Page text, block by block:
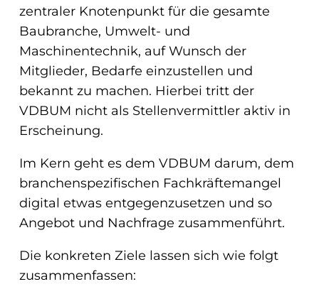
zentraler Knotenpunkt für die gesamte
Baubranche, Umwelt- und
Maschinentechnik, auf Wunsch der
Mitglieder, Bedarfe einzustellen und
bekannt zu machen. Hierbei tritt der
VDBUM nicht als Stellenvermittler aktiv in
Erscheinung.
Im Kern geht es dem VDBUM darum, dem
branchenspezifischen Fachkräftemangel
digital etwas entgegenzusetzen und so
Angebot und Nachfrage zusammenführt.
Die konkreten Ziele lassen sich wie folgt
zusammenfassen: